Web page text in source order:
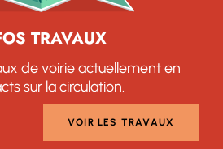
TRAVAUX
de voirie actuellement en
sur la circulation.
VOIR LES TRAVAUX